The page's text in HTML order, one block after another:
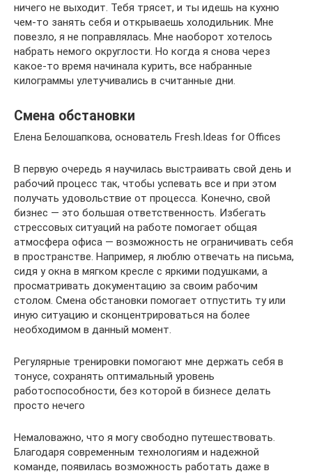
ничего не выходит. Тебя трясет, и ты идешь на кухню
чем-то занять себя и открываешь холодильник. Мне
повезло, я не поправлялась. Мне наоборот хотелось
набрать немого округлости. Но когда я снова через
какое-то время начинала курить, все набранные
килограммы улетучивались в считанные дни.
Смена обстановки
Елена Белошапкова, основатель Fresh.Ideas for Offices
В первую очередь я научилась выстраивать свой день и
рабочий процесс так, чтобы успевать все и при этом
получать удовольствие от процесса. Конечно, свой
бизнес — это большая ответственность. Избегать
стрессовых ситуаций на работе помогает общая
атмосфера офиса — возможность не ограничивать себя
в пространстве. Например, я люблю отвечать на письма,
сидя у окна в мягком кресле с яркими подушками, а
просматривать документацию за своим рабочим
столом. Смена обстановки помогает отпустить ту или
иную ситуацию и сконцентрироваться на более
необходимом в данный момент.
Регулярные тренировки помогают мне держать себя в
тонусе, сохранять оптимальный уровень
работоспособности, без которой в бизнесе делать
просто нечего
Немаловажно, что я могу свободно путешествовать.
Благодаря современным технологиям и надежной
команде, появилась возможность работать даже в